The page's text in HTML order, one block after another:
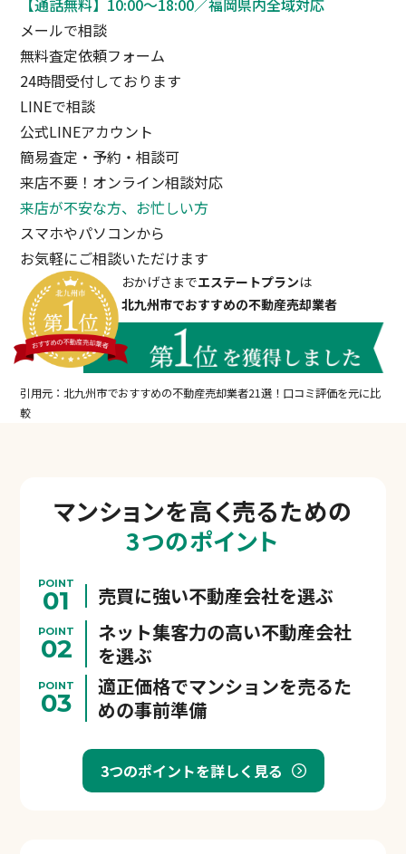
【通話無料】10:00〜18:00／福岡県内全域対応
メールで相談
無料査定依頼フォーム
24時間受付しております
LINEで相談
公式LINEアカウント
簡易査定・予約・相談可
来店不要！オンライン相談対応
来店が不安な方、お忙しい方
スマホやパソコンから
お気軽にご相談いただけます
おかげさまでエステートプランは
北九州市でおすすめの不動産売却業者
引用元：北九州市でおすすめの不動産売却業者21選！口コミ評価を元に比
較
マンションを高く売るための
3つのポイント
POINT
01 売買に強い不動産会社を選ぶ
POINT
02
ネット集客力の高い不動産会社
を選ぶ
POINT
03
適正価格でマンションを売るた
めの事前準備
3つのポイントを詳しく見る